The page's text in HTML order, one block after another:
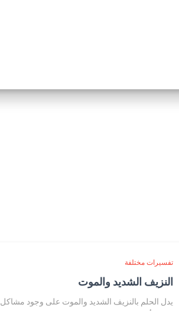
تفسيرات مختلفة
النزيف الشديد والموت
يدل الحلم بالنزيف الشديد والموت على وجود مشاكل